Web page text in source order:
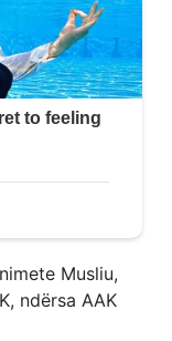
Musliu,
ndërsa AAK